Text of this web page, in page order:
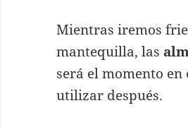
Mientras iremos
mantequilla, las
será el momento
utilizar después.